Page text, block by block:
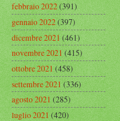
febbraio 2022(391)
gennaio 2022(397)
dicembre 2021(461)
novembre 2021(415)
ottobre 2021(458)
settembre 2021(336)
agosto 2021(285)
luglio 2021(420)